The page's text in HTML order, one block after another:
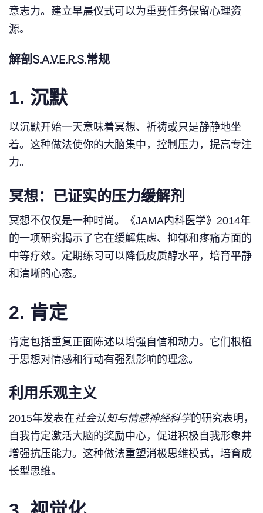
意志力。建立早晨仪式可以为重要任务保留心理资
源。
解剖S.A.V.E.R.S.常规
1. 沉默
以沉默开始一天意味着冥想、祈祷或只是静静地坐
着。这种做法使你的大脑集中，控制压力，提高专注
力。
冥想：已证实的压力缓解剂
冥想不仅仅是一种时尚。《JAMA内科医学》2014年
的一项研究揭示了它在缓解焦虑、抑郁和疼痛方面的
中等疗效。定期练习可以降低皮质醇水平，培育平静
和清晰的心态。
2. 肯定
肯定包括重复正面陈述以增强自信和动力。它们根植
于思想对情感和行动有强烈影响的理念。
利用乐观主义
2015年发表在社会认知与情感神经科学的研究表明，
自我肯定激活大脑的奖励中心，促进积极自我形象并
增强抗压能力。这种做法重塑消极思维模式，培育成
长型思维。